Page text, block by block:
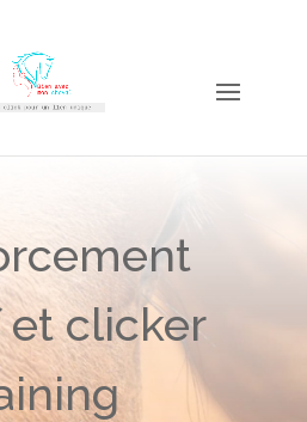
et clicker